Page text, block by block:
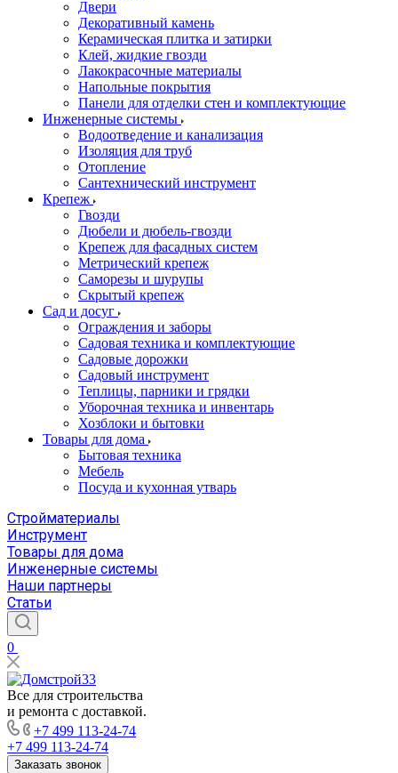
Двери
Декоративный камень
Керамическая плитка и затирки
Клей, жидкие гвозди
Лакокрасочные материалы
Напольные покрытия
Панели для отделки стен и комплектующие
Инженерные системы
Водоотведение и канализация
Изоляция для труб
Отопление
Сантехнический инструмент
Крепеж
Гвозди
Дюбели и дюбель-гвозди
Крепеж для фасадных систем
Метрический крепеж
Саморезы и шурупы
Скрытый крепеж
Сад и досуг
Ограждения и заборы
Садовая техника и комплектующие
Садовые дорожки
Садовый инструмент
Теплицы, парники и грядки
Уборочная техника и инвентарь
Хозблоки и бытовки
Товары для дома
Бытовая техника
Мебель
Посуда и кухонная утварь
Стройматериалы
Инструмент
Товары для дома
Инженерные системы
Наши партнеры
Статьи
0
Все для строительства
и ремонта с доставкой.
+7 499 113-24-74
+7 499 113-24-74
Заказать звонок